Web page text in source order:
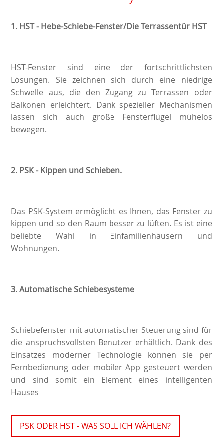
1. HST - Hebe-Schiebe-Fenster/Die Terrassentür HST
HST-Fenster sind eine der fortschrittlichsten
Lösungen. Sie zeichnen sich durch eine niedrige
Schwelle aus, die den Zugang zu Terrassen oder
Balkonen erleichtert. Dank spezieller Mechanismen
lassen sich auch große Fensterflügel mühelos
bewegen.
2. PSK - Kippen und Schieben.
Das PSK-System ermöglicht es Ihnen, das Fenster zu
kippen und so den Raum besser zu lüften. Es ist eine
beliebte Wahl in Einfamilienhäusern und
Wohnungen.
3.Automatische Schiebesysteme
Schiebefenster mit automatischer Steuerung sind für
die anspruchsvollsten Benutzer erhältlich. Dank des
Einsatzes moderner Technologie können sie per
Fernbedienung oder mobiler App gesteuert werden
und sind somit ein Element eines intelligenten
Hauses
PSK ODER HST - WAS SOLL ICH WÄHLEN?